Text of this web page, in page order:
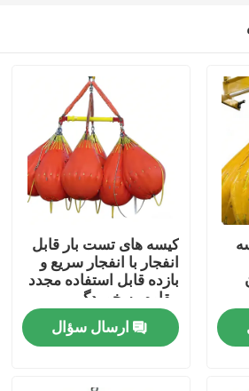
کیسه های تست بار قابل
انفجار با انفجار سریع و
بازده قابل استفاده مجدد
مقاوم به خوردگی
ارسال سؤال